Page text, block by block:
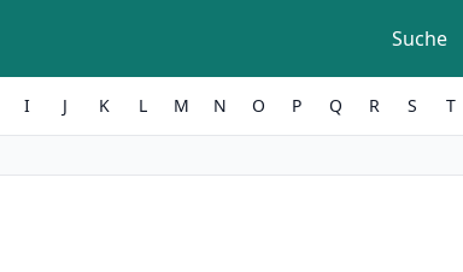
Suche
I J K L M N O P Q R S T